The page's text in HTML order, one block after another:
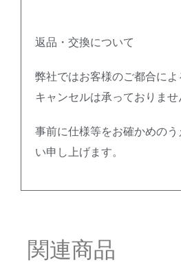
返品・交換について
弊社ではお客様のご都合によ
キャンセルは承っておりませ
事前に仕様等をお確かめの
い申し上げます。
関連商品